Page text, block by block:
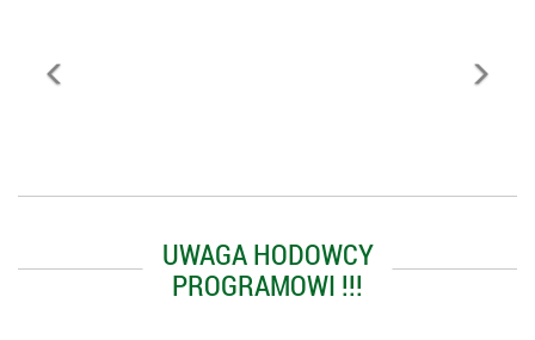
UWAGA HODOWCY
PROGRAMOWI !!!